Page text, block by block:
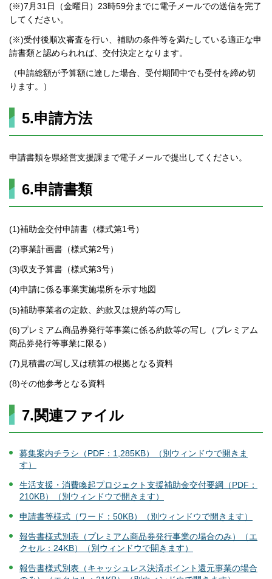
(※)7月31日（金曜日）23時59分までに電子メールでの送信を完了
してください。
(※)受付後順次審査を行い、補助の条件等を満たしている適正な申
請書類と認められれば、交付決定となります。
（申請総額が予算額に達した場合、受付期間中でも受付を締め切
ります。）
5.申請方法
申請書類を県経営支援課まで電子メールで提出してください。
6.申請書類
(1)補助金交付申請書（様式第1号）
(2)事業計画書（様式第2号）
(3)収支予算書（様式第3号）
(4)申請に係る事業実施場所を示す地図
(5)補助事業者の定款、約款又は規約等の写し
(6)プレミアム商品券発行等事業に係る約款等の写し（プレミアム
商品券発行等事業に限る）
(7)見積書の写し又は積算の根拠となる資料
(8)その他参考となる資料
7.関連ファイル
募集案内チラシ（PDF：1,285KB）（別ウィンドウで開きま
す）
生活支援・消費喚起プロジェクト支援補助金交付要綱（PDF：
210KB）（別ウィンドウで開きます）
申請書等様式（ワード：50KB）（別ウィンドウで開きます）
報告書様式別表（プレミアム商品券発行事業の場合のみ）（エ
クセル：24KB）（別ウィンドウで開きます）
報告書様式別表（キャッシュレス決済ポイント還元事業の場合